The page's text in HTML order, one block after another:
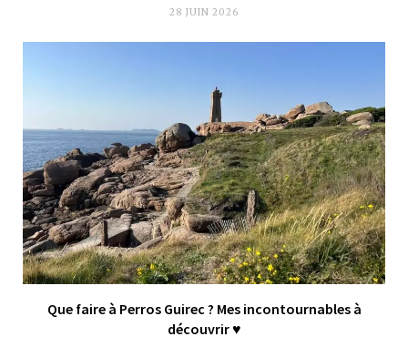
28 JUIN 2026
Que faire à Perros Guirec ? Mes incontournables à
découvrir ♥︎